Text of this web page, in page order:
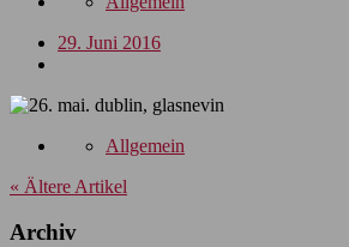
29. Juni 2016
Allgemein
« Ältere Artikel
Archiv